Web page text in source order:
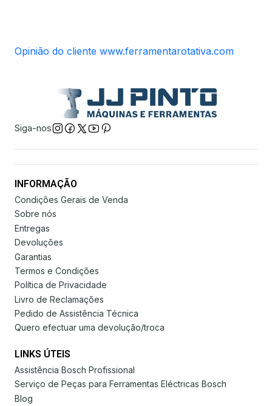
Opinião do cliente www.ferramentarotativa.com
Siga-nos
INFORMAÇÃO
Condições Gerais de Venda
Sobre nós
Entregas
Devoluções
Garantias
Termos e Condições
Política de Privacidade
Livro de Reclamações
Pedido de Assistência Técnica
Quero efectuar uma devolução/troca
LINKS ÚTEIS
Assistência Bosch Profissional
Serviço de Peças para Ferramentas Eléctricas Bosch
Blog